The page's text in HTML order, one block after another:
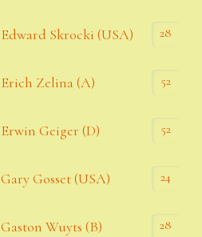
Edward Skrocki (USA) 28
Erich Zelina (A) 52
Erwin Geiger (D) 52
Gary Gosset (USA) 24
Gaston Wuyts (B) 28